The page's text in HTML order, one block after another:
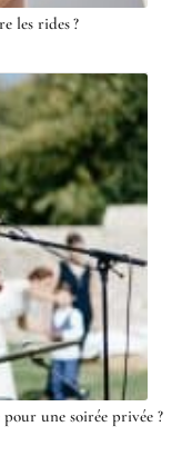
les rides ?
une soirée privée ?